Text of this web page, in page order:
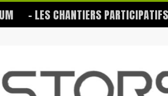
– LES CHANTIERS PARTICIPATIFS